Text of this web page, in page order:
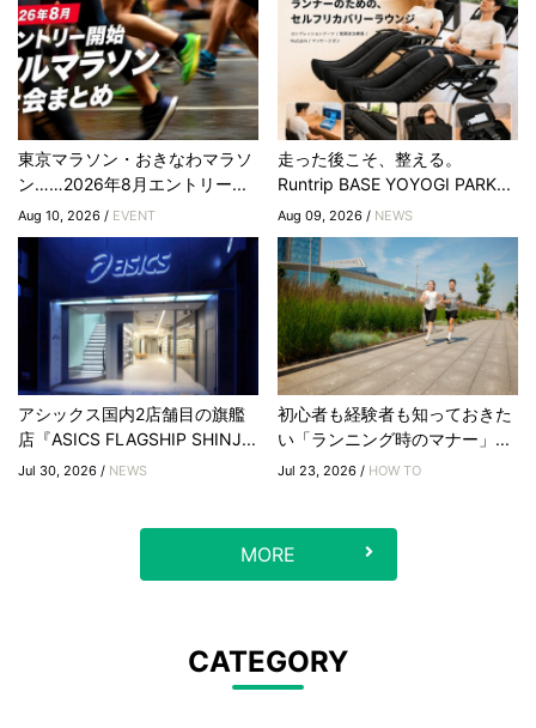
東京マラソン・おきなわマラソ
ン……2026年8月エントリー...
Aug 10, 2026 / EVENT
走った後こそ、整える。
Runtrip BASE YOYOGI PARK...
Aug 09, 2026 / NEWS
アシックス国内2店舗目の旗艦
店『ASICS FLAGSHIP SHINJ...
Jul 30, 2026 / NEWS
初心者も経験者も知っておきた
い「ランニング時のマナー」...
Jul 23, 2026 / HOW TO
MORE
CATEGORY